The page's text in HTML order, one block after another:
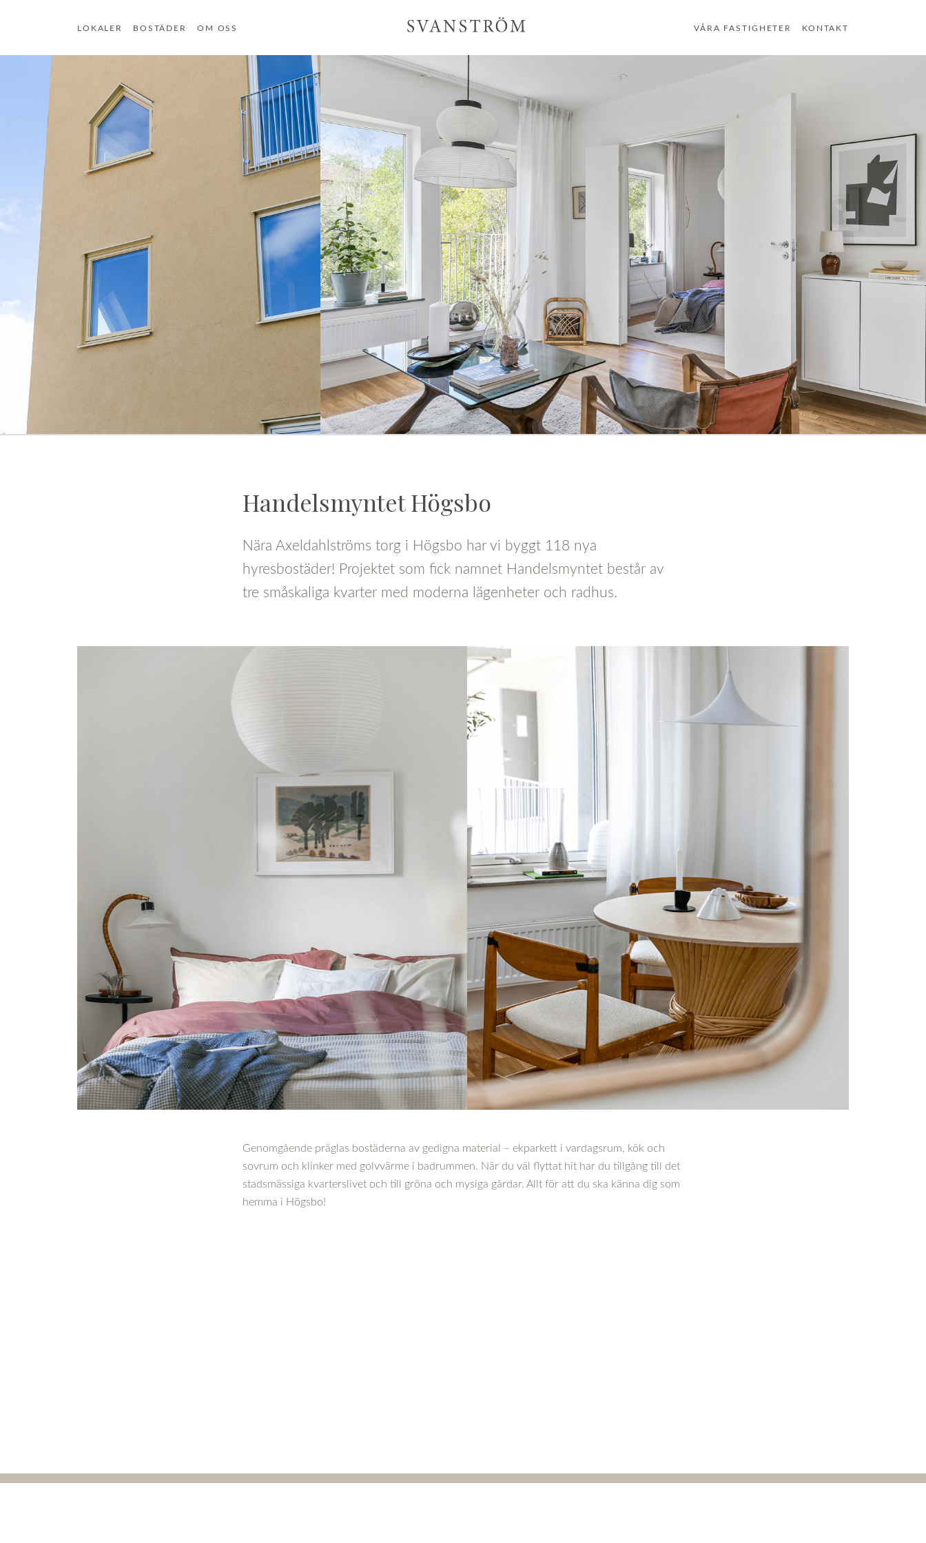
LOKALER BOSTÄDER OM OSS VÅRA FASTIGHETER KONTAKT
Handelsmyntet Högsbo
Nära Axeldahlströms torg i Högsbo har vi byggt 118 nya
hyresbostäder! Projektet som fick namnet Handelsmyntet består av
tre småskaliga kvarter med moderna lägenheter och radhus.
Genomgående präglas bostäderna av gedigna material – ekparkett i vardagsrum, kök och
sovrum och klinker med golvvärme i badrummen. När du väl flyttat hit har du tillgång till det
stadsmässiga kvarterslivet och till gröna och mysiga gårdar. Allt för att du ska känna dig som
hemma i Högsbo!